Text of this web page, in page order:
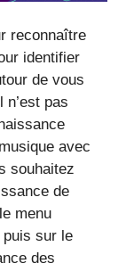
reconnaître
identifier
de vous
pas
avec
souhaitez
de
menu
sur le
des